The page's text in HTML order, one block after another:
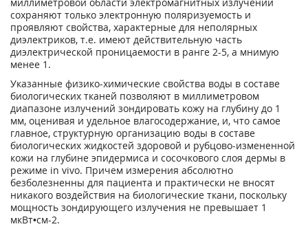
сохраняют только электронную поляризуемость и
проявляют свойства, характерные для неполярных
диэлектриков, т.е. имеют действительную часть
диэлектрической проницаемости в ранге 2-5, а мнимую
менее 1.
Указанные физико-химические свойства воды в составе
биологических тканей позволяют в миллиметровом
диапазоне излучений зондировать кожу на глубину до 1
мм, оценивая и удельное влагосодержание, и, что самое
главное, структурную организацию воды в составе
биологических жидкостей здоровой и рубцово-измененной
кожи на глубине эпидермиса и сосочкового слоя дермы в
режиме in vivo. Причем измерения абсолютно
безболезненны для пациента и практически не вносят
никакого воздействия на биологические ткани, поскольку
мощность зондирующего излучения не превышает 1
мкВт•см-2.